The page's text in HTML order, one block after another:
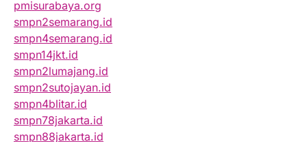
pmisurabaya.org
smpn2semarang.id
smpn4semarang.id
smpn14jkt.id
smpn2lumajang.id
smpn2sutojayan.id
smpn4blitar.id
smpn78jakarta.id
smpn88jakarta.id